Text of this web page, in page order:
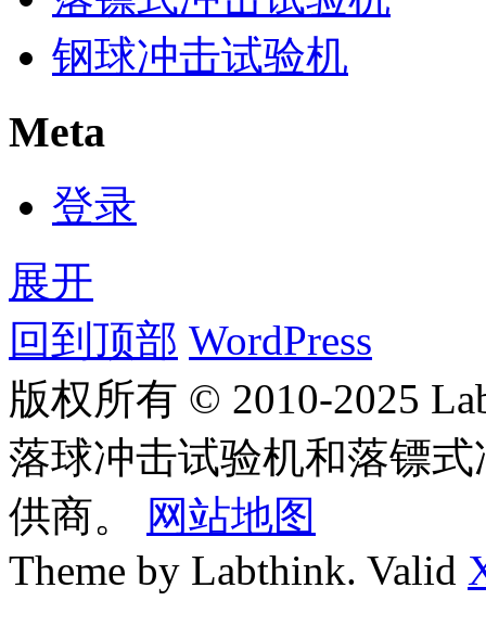
钢球冲击试验机
Meta
登录
展开
回到顶部 WordPress
版权所有 © 2010-2025
落球冲击试验机和落镖
供商。
网站地图
Theme by Labthink. Valid